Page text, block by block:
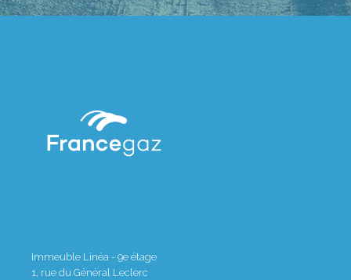
Immeuble Linéa - 9e étage
1, rue du Général Leclerc